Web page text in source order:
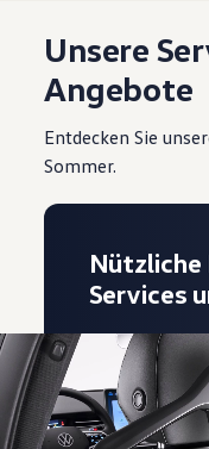
Unsere
Angebote
Entdecken Sie
Sommer.
Services